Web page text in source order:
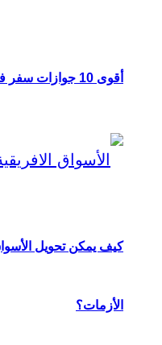
أقوى 10 جوازات سفر في إفريقيا لعام 2026
كيف يمكن تحويل
الأزمات؟